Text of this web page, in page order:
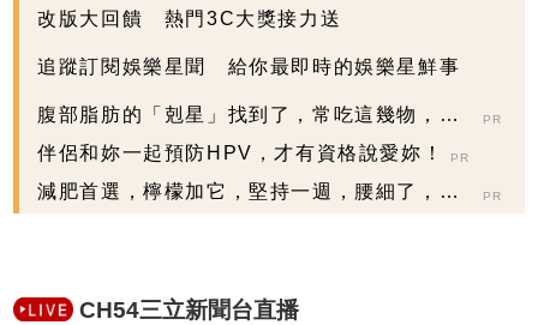
改版大回饋 熱門3C大獎接力送
追蹤訂閱娛樂星聞 給你最即時的娛樂星鮮事
腹部脂肪的「剋星」找到了，常吃這幾物，吃
走大肚囊，瘦出...
PR
伴侶和妳一起預防HPV，才有資格說愛妳！ PR
減肥首選，檸檬加它，堅持一週，腰細了，瘦
PR
CH54三立新聞台直播